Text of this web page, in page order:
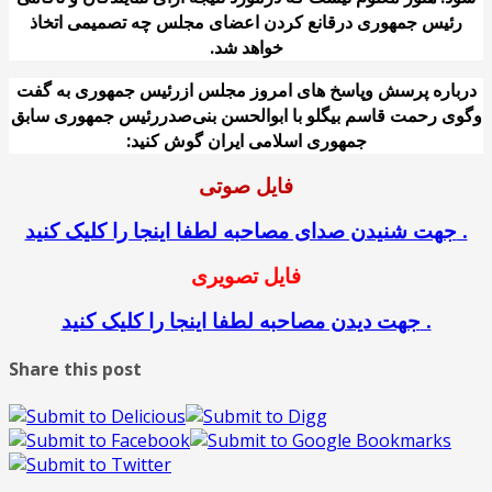
رئیس جمهوری درقانع کردن اعضای مجلس چه تصمیمی اتخاذ
خواهد شد.
درباره پرسش وپاسخ های امروز مجلس ازرئیس جمهوری به گفت
وگوی رحمت قاسم بیگلو با ابوالحسن بنی‌صدررئیس جمهوری سابق
جمهوری اسلامی ایران گوش کنید:
فایل صوتی
جهت شنیدن صدای مصاحبه لطفا اینجا را کلیک کنید .
فایل تصویری
جهت دیدن مصاحبه لطفا اینجا را کلیک کنید .
Share this post